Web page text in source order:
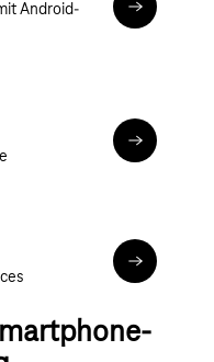
Android-
Samsung
Zu den
Samsung